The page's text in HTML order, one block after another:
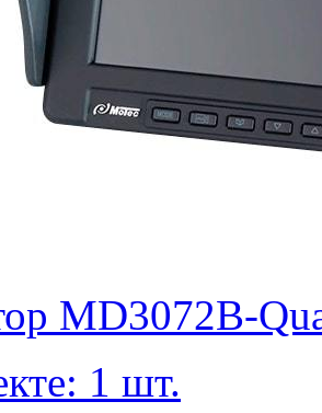
MD3072B-
1 шт.